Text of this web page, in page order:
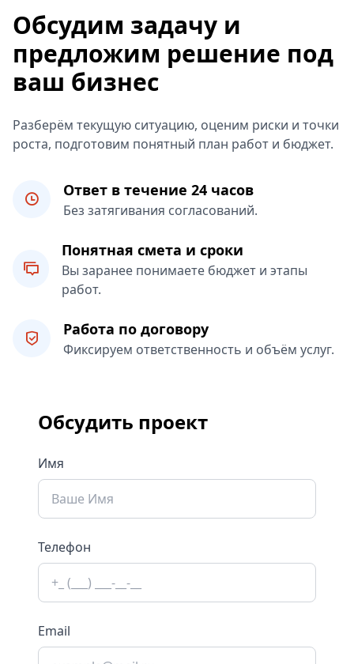
Обсудим задачу и
предложим решение под
ваш бизнес
Разберём текущую ситуацию, оценим риски и точки
роста, подготовим понятный план работ и бюджет.
Ответ в течение 24 часов
Без затягивания согласований.
Понятная смета и сроки
Вы заранее понимаете бюджет и этапы
работ.
Работа по договору
Фиксируем ответственность и объём услуг.
Обсудить проект
Имя
Телефон
Email